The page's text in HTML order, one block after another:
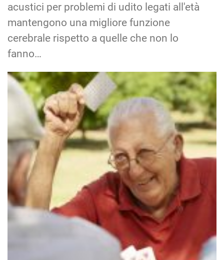
acustici per problemi di udito legati all'età
mantengono una migliore funzione
cerebrale rispetto a quelle che non lo
fanno…